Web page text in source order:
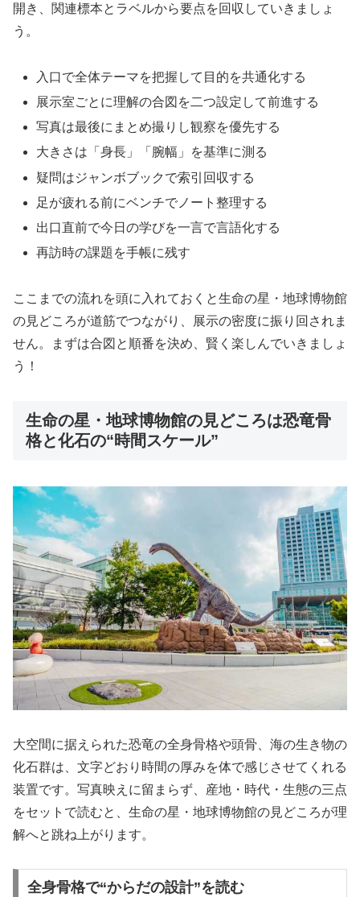
開き、関連標本とラベルから要点を回収していきましょ
う。
入口で全体テーマを把握して目的を共通化する
展示室ごとに理解の合図を二つ設定して前進する
写真は最後にまとめ撮りし観察を優先する
大きさは「身長」「腕幅」を基準に測る
疑問はジャンボブックで索引回収する
足が疲れる前にベンチでノート整理する
出口直前で今日の学びを一言で言語化する
再訪時の課題を手帳に残す
ここまでの流れを頭に入れておくと生命の星・地球博物館
の見どころが道筋でつながり、展示の密度に振り回されま
せん。まずは合図と順番を決め、賢く楽しんでいきましょ
う！
生命の星・地球博物館の見どころは恐竜骨
格と化石の“時間スケール”
大空間に据えられた恐竜の全身骨格や頭骨、海の生き物の
化石群は、文字どおり時間の厚みを体で感じさせてくれる
装置です。写真映えに留まらず、産地・時代・生態の三点
をセットで読むと、生命の星・地球博物館の見どころが理
解へと跳ね上がります。
全身骨格で“からだの設計”を読む